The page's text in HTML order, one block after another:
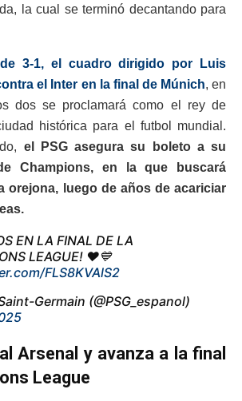
la cual se terminó decantando para
3-1, el cuadro dirigido por Luis
el Inter en la final de Múnich, en
dos se proclamará como el rey de
histórica para el futbol mundial.
el PSG asegura su boleto a su
Champions, en la que buscará
orejona, luego de años de acariciar
EN LA FINAL DE LA
LEAGUE! ❤️💙
FLS8KVAlS2
Germain (@PSG_espanol)
Arsenal y avanza a la final
League